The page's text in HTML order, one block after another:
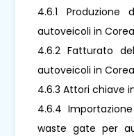
4.6.1
autoveicoli in
4.6.2 Fatturato
autoveicoli in
4.6.3 Attori chiave
4.6.4
waste gate per